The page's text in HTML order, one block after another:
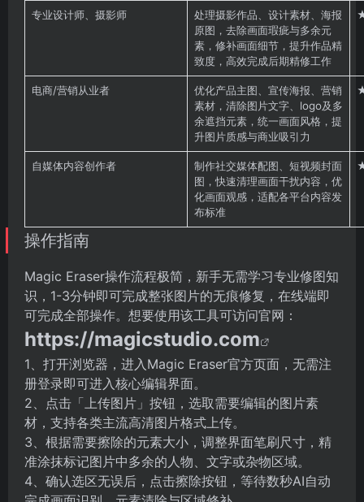
专业设计师、摄影师
处理摄影作品、设计素材、海报
原图，去除画面瑕疵与多余元
素，修补画面细节，提升作品精
致度，高效完成后期精修工作
电商/营销从业者
优化产品主图、宣传海报、营销
素材，清除图片文字、logo及多
余遮挡元素，统一画面风格，提
升图片质感与商业吸引力
自媒体内容创作者
制作社交媒体配图、短视频封面
图，快速清理画面干扰内容，优
化画面观感，适配各平台内容发
布标准
操作指南
Magic Eraser操作流程极简，新手无需学习专业修图知
识，1-3分钟即可完成整张图片的无痕修复，在线端即
可完成全部操作。想要使用该工具可访问官网：
https://magicstudio.com
1、打开浏览器，进入Magic Eraser官方页面，无需注
册登录即可进入核心编辑界面。
2、点击「上传图片」按钮，选取需要编辑的图片素
材，支持各类主流高清图片格式上传。
3、根据需要擦除的元素大小，调整界面笔刷尺寸，精
准涂抹标记图片中多余的人物、文字或杂物区域。
4、确认选区无误后，点击擦除按钮，等待数秒AI自动